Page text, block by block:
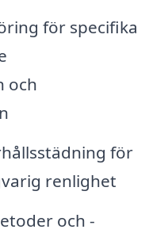
för specifika
och
för
renlighet
och -